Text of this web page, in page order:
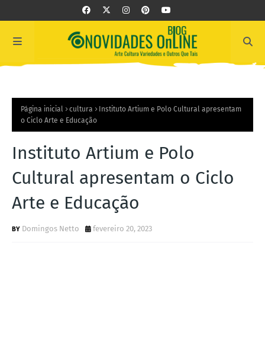
Página inicial cultura
Instituto Artium e Polo Cultural apresentam
o Ciclo Arte e Educação
Instituto Artium e Polo
Cultural apresentam o Ciclo
Arte e Educação
Domingos Netto fevereiro 20, 2023